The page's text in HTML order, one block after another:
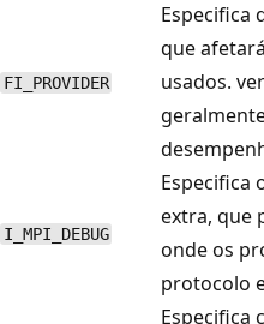
FI_PROVIDER
Especifica
que
usados.
I_MPI_DEBUG
Especifica
extra, que
onde os
protocolo
Especifica